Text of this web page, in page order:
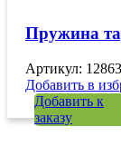
Пружина
Артикул:
Добавить в
Добавить к
заказу